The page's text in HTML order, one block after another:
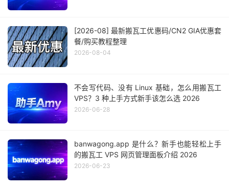
[2026-08] 最新搬瓦工优惠码/CN2 GIA优惠套
餐/购买教程整理
2026-08-04
不会写代码、没有 Linux 基础，怎么用搬瓦工
VPS？3 种上手方式新手该怎么选 2026
2026-06-28
banwagong.app 是什么？新手也能轻松上手
的搬瓦工 VPS 网页管理面板介绍 2026
2026-06-23